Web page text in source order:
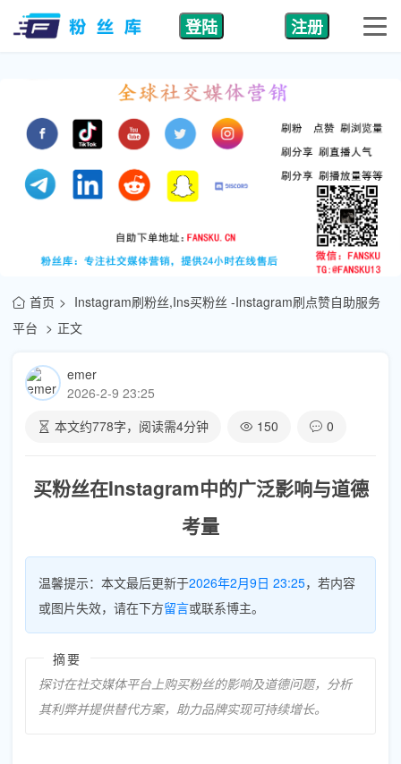
登陆 注册
首页
Instagram刷粉丝,Ins买粉丝 -Instagram刷点赞自助服务
平台
正文
emer
2026-2-9 23:25
本文约778字，阅读需4分钟 150 0
买粉丝在Instagram中的广泛影响与道德
考量
温馨提示：本文最后更新于2026年2月9日 23:25，若内容
或图片失效，请在下方留言或联系博主。
摘要
探讨在社交媒体平台上购买粉丝的影响及道德问题，分析
其利弊并提供替代方案，助力品牌实现可持续增长。